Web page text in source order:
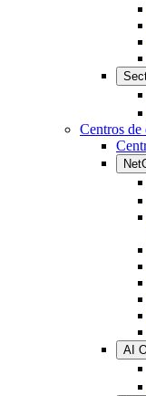
Centros de
AI